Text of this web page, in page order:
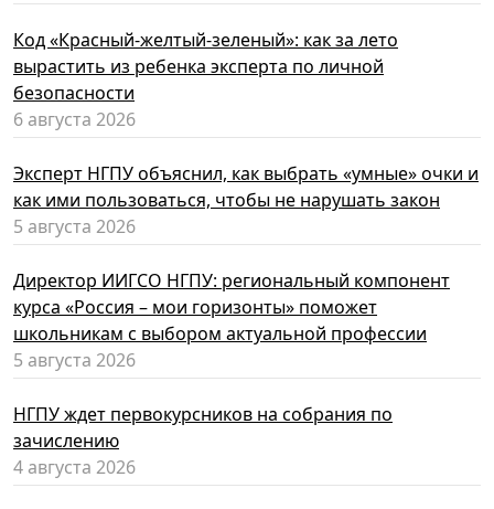
Код «Красный-желтый-зеленый»: как за лето
вырастить из ребенка эксперта по личной
безопасности
6 августа 2026
Эксперт НГПУ объяснил, как выбрать «умные» очки и
как ими пользоваться, чтобы не нарушать закон
5 августа 2026
Директор ИИГСО НГПУ: региональный компонент
курса «Россия – мои горизонты» поможет
школьникам с выбором актуальной профессии
5 августа 2026
НГПУ ждет первокурсников на собрания по
зачислению
4 августа 2026